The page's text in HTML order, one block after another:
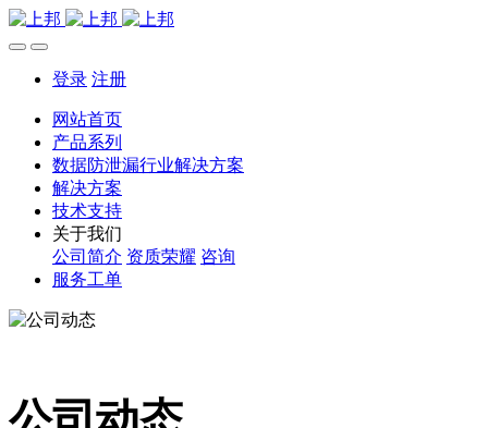
登录 注册
网站首页
产品系列
数据防泄漏行业解决方案
解决方案
技术支持
关于我们
公司简介 资质荣耀 咨询
服务工单